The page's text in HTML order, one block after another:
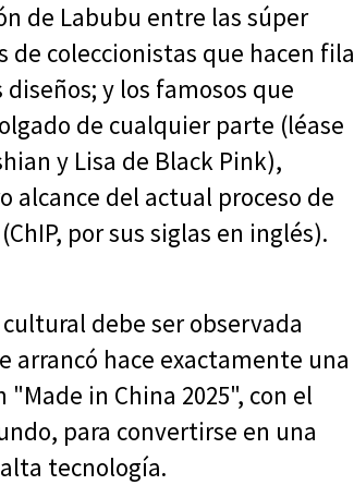
de Labubu entre las súper
de coleccionistas que hacen fila
y los famosos que
de cualquier parte (léase
y Lisa de Black Pink),
del actual proceso de
por sus siglas en inglés).
debe ser observada
arrancó hace exactamente una
in China 2025", con el
para convertirse en una
tecnología.